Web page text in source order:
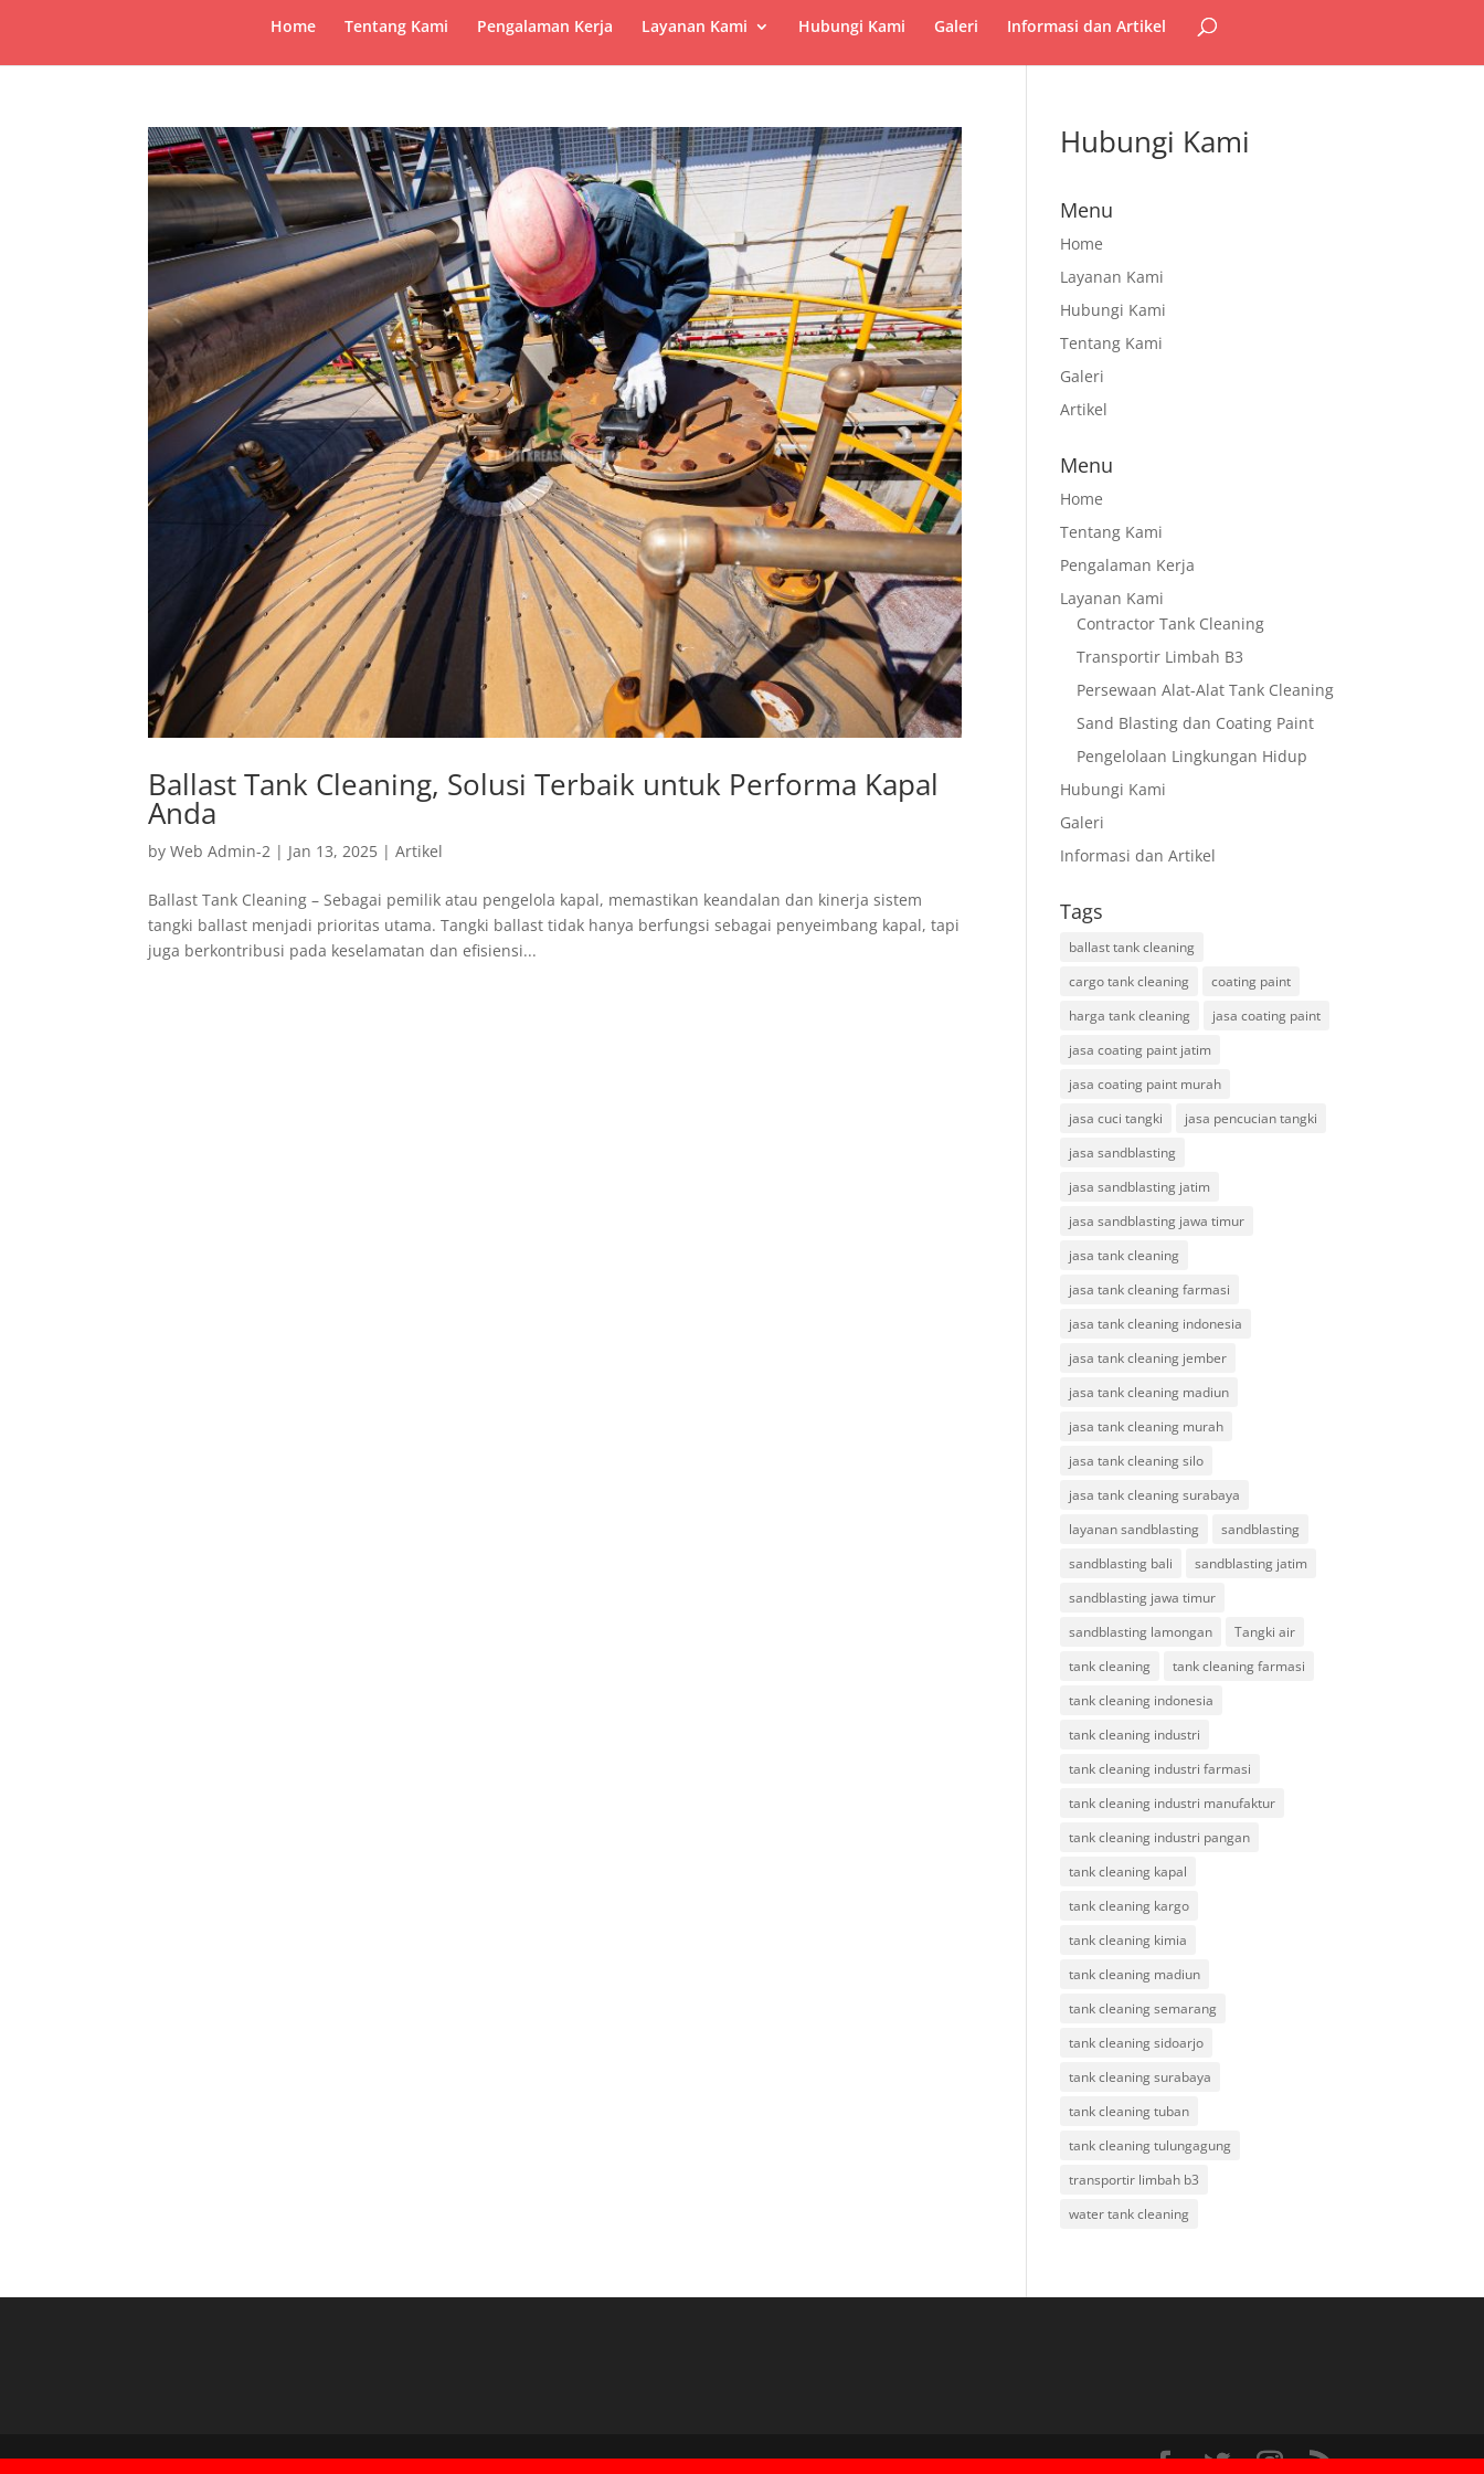
Home Tentang Kami Pengalaman Kerja Layanan Kami Hubungi Kami Galeri Informasi dan Artikel
Ballast Tank Cleaning, Solusi Terbaik untuk Performa Kapal
Anda
byWeb Admin-2 | Jan 13, 2025 |Artikel
Ballast Tank Cleaning – Sebagai pemilik atau pengelola kapal, memastikan keandalan dan kinerja sistem
tangki ballast menjadi prioritas utama. Tangki ballast tidak hanya berfungsi sebagai penyeimbang kapal, tapi
juga berkontribusi pada keselamatan dan efisiensi...
Hubungi Kami
Menu
Home
Layanan Kami
Hubungi Kami
Tentang Kami
Galeri
Artikel
Menu
Home
Tentang Kami
Pengalaman Kerja
Layanan Kami
Contractor Tank Cleaning
Transportir Limbah B3
Persewaan Alat-Alat Tank Cleaning
Sand Blasting dan Coating Paint
Pengelolaan Lingkungan Hidup
Hubungi Kami
Galeri
Informasi dan Artikel
Tags
ballast tank cleaning
cargo tank cleaning
coating paint
harga tank cleaning
jasa coating paint
jasa coating paint jatim
jasa coating paint murah
jasa cuci tangki
jasa pencucian tangki
jasa sandblasting
jasa sandblasting jatim
jasa sandblasting jawa timur
jasa tank cleaning
jasa tank cleaning farmasi
jasa tank cleaning indonesia
jasa tank cleaning jember
jasa tank cleaning madiun
jasa tank cleaning murah
jasa tank cleaning silo
jasa tank cleaning surabaya
layanan sandblasting
sandblasting
sandblasting bali
sandblasting jatim
sandblasting jawa timur
sandblasting lamongan
Tangki air
tank cleaning
tank cleaning farmasi
tank cleaning indonesia
tank cleaning industri
tank cleaning industri farmasi
tank cleaning industri manufaktur
tank cleaning industri pangan
tank cleaning kapal
tank cleaning kargo
tank cleaning kimia
tank cleaning madiun
tank cleaning semarang
tank cleaning sidoarjo
tank cleaning surabaya
tank cleaning tuban
tank cleaning tulungagung
transportir limbah b3
water tank cleaning